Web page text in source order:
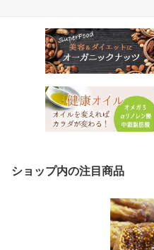
ショップ内の注目商品